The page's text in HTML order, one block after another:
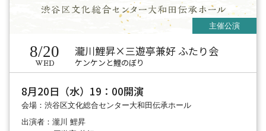
8/20
WED
瀧川鯉昇×三遊亭兼好 ふたり会
ケンケンと鯉のぼり
8月20日（水）19：00開演
会場：渋谷区文化総合センター大和田伝承ホール
出演者：瀧川 鯉昇